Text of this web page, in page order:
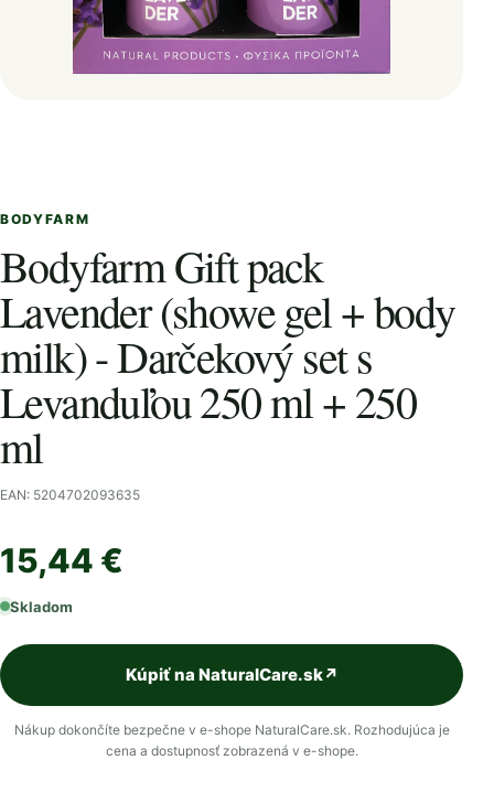
BODYFARM
Bodyfarm Gift pack
Lavender (showe gel + body
milk) - Darčekový set s
Levanduľou 250 ml + 250
ml
EAN: 5204702093635
15,44 €
Skladom
Kúpiť na NaturalCare.sk↗
Nákup dokončíte bezpečne v e-shope NaturalCare.sk. Rozhodujúca je
cena a dostupnosť zobrazená v e-shope.